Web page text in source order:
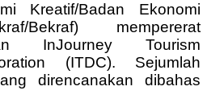
Kreatif/Badan Ekonomi
Bekraf) mempererat
InJourney Tourism
(ITDC). Sejumlah
direncanakan dibahas